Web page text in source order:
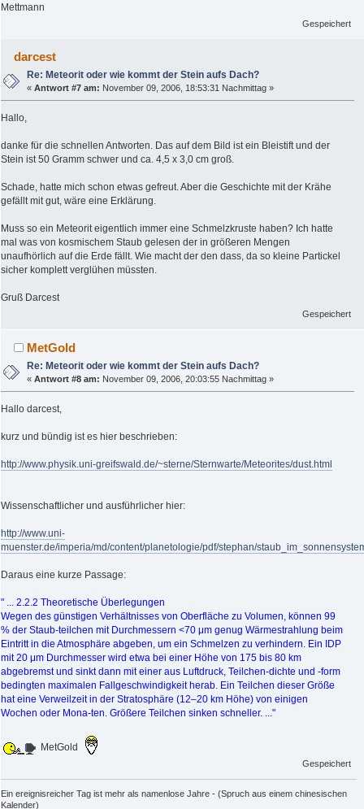
Mettmann
Gespeichert
darcest
Re: Meteorit oder wie kommt der Stein aufs Dach?
«Antwort #7 am: November 09, 2006, 18:53:31 Nachmittag »
Hallo,
danke für die schnellen Antworten. Das auf dem Bild ist ein Bleistift und der
Stein ist 50 Gramm schwer und ca. 4,5 x 3,0 cm groß.
Schade, hatte mich schon etwas gefreut. Aber die Geschichte mit der Krähe
gefällt mit gut, wäre eine Erklärung.
Muss so ein Meteorit eigentlich immer eine Schmelzkruste haben? Ich hatte
mal was von kosmischem Staub gelesen der in größeren Mengen
unaufhörlich auf die Erde fällt. Wie macht der den dass, da so kleine Partickel
sicher komplett verglühen müssten.
Gruß Darcest
Gespeichert
MetGold
Re: Meteorit oder wie kommt der Stein aufs Dach?
«Antwort #8 am: November 09, 2006, 20:03:55 Nachmittag »
Hallo darcest,
kurz und bündig ist es hier beschrieben:
http://www.physik.uni-greifswald.de/~sterne/Sternwarte/Meteorites/dust.html
Wissenschaftlicher und ausführlicher hier:
http://www.uni-
muenster.de/imperia/md/content/planetologie/pdf/stephan/
Daraus eine kurze Passage:
" ... 2.2.2 Theoretische Überlegungen
Wegen des günstigen Verhältnisses von Oberfläche zu Volumen, können 99
% der Staub-teilchen mit Durchmessern <70 μm genug Wärmestrahlung beim
Eintritt in die Atmosphäre abgeben, um ein Schmelzen zu verhindern. Ein IDP
mit 20 μm Durchmesser wird etwa bei einer Höhe von 175 bis 80 km
abgebremst und sinkt dann mit einer aus Luftdruck, Teilchen-dichte und -form
bedingten maximalen Fallgeschwindigkeit herab. Ein Teilchen dieser Größe
hat eine Verweilzeit in der Stratosphäre (12–20 km Höhe) von einigen
Wochen oder Mona-ten. Größere Teilchen sinken schneller. ..."
MetGold
Gespeichert
Ein ereignisreicher Tag ist mehr als namenlose Jahre - (Spruch aus einem chinesischen
Kalender)